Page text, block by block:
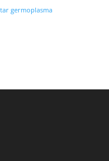
germoplasma